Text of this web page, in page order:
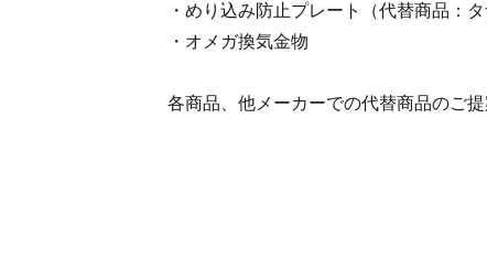
・めり込み防止プレート（代替商品：
・オメガ換気金物
各商品、他メーカーでの代替商品のご